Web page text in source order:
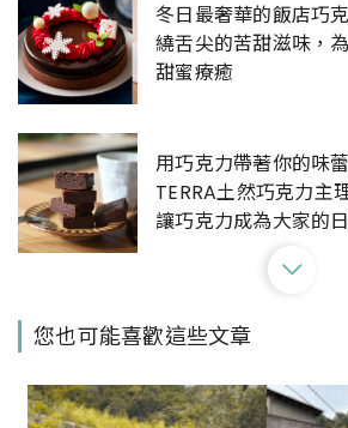
冬日最奢華的飯店巧
繞舌尖的苦甜滋味，
甜蜜療癒
用巧克力帶著你的味
TERRA土然巧克力主
讓巧克力成為大家的日
酒、日本水果酒、巧
您也可能喜歡這些文章